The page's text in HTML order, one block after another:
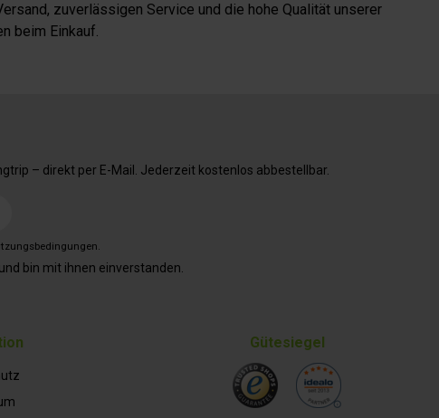
zuverlässigen Service und die hohe Qualität unserer
beim Einkauf.
Gütesiegel
– direkt per E-Mail. Jederzeit kostenlos abbestellbar.
.
bin mit ihnen einverstanden.